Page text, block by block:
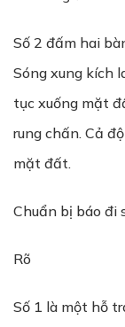
Số 2 đấm hai
Sóng xung kích
tục xuống mặt
rung chấn. Cả
mặt đất.
Chuẩn bị báo đi
Rõ
Số 1 là một hỗ